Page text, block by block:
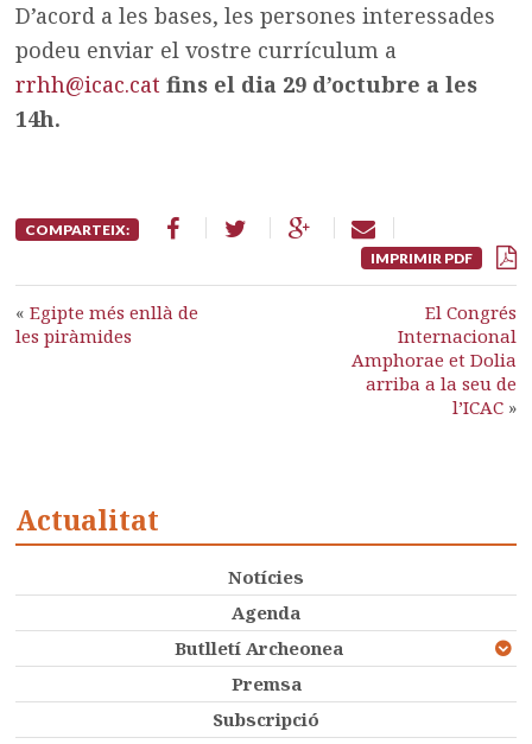
D’acord a les bases, les persones interessades
podeu enviar el vostre currículum a
rrhh@icac.cat fins el dia 29 d’octubre a les
14h.
COMPARTEIX:
IMPRIMIR PDF
«Egipte més enllà de
les piràmides
El Congrés
Internacional
Amphorae et Dolia
arriba a la seu de
l’ICAC»
Actualitat
Notícies
Agenda
Butlletí Archeonea
Premsa
Subscripció